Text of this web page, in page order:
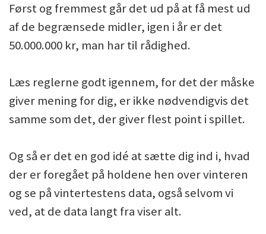
Først og fremmest går det ud på at få mest ud
af de begrænsede midler, igen i år er det
50.000.000 kr, man har til rådighed.
Læs reglerne godt igennem, for det der måske
giver mening for dig, er ikke nødvendigvis det
samme som det, der giver flest point i spillet.
Og så er det en god idé at sætte dig ind i, hvad
der er foregået på holdene hen over vinteren
og se på vintertestens data, også selvom vi
ved, at de data langt fra viser alt.